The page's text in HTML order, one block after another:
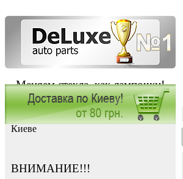
Меняем стекла, как лампочки!
Заказать установку автостекла в
Киеве
ВНИМАНИЕ!!!